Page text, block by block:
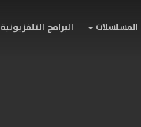
المسلسلات البرامج التلفزيونية